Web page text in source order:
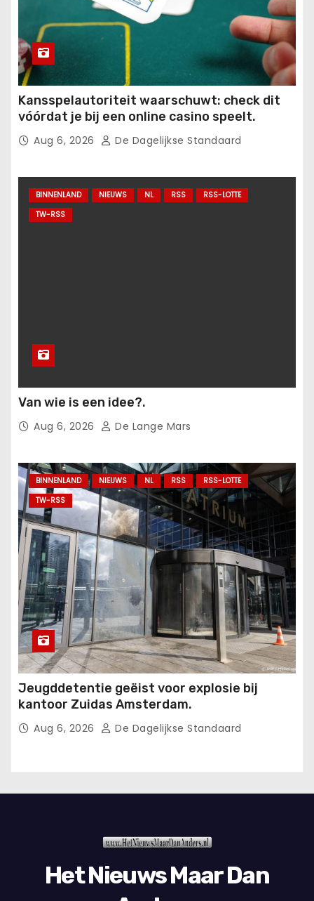
Kansspelautoriteit waarschuwt: check dit
vóórdat je bij een online casino speelt.
Aug 6, 2026 De Dagelijkse Standaard
BINNENLAND NIEUWS NL RSS
RSS-LOTTE
TW-RSS
Van wie is een idee?.
Aug 6, 2026 De Lange Mars
BINNENLAND NIEUWS NL RSS
RSS-LOTTE
TW-RSS
Jeugddetentie geëist voor explosie bij
kantoor Zuidas Amsterdam.
Aug 6, 2026 De Dagelijkse Standaard
Het Nieuws Maar Dan